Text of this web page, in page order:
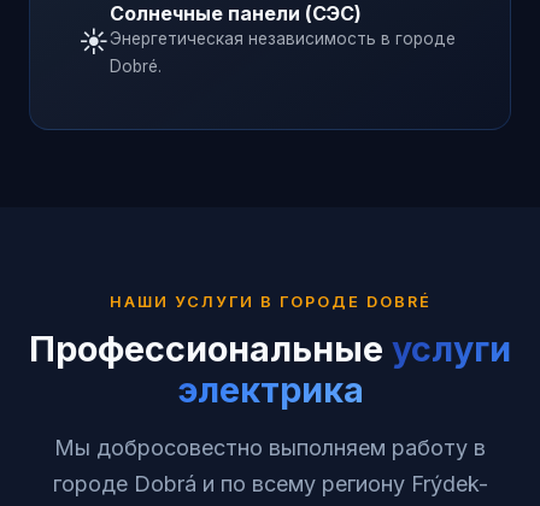
☀️
Солнечные панели (СЭС)
Энергетическая независимость в городе
Dobré.
НАШИ УСЛУГИ В ГОРОДЕ DOBRÉ
Профессиональные услуги
электрика
Мы добросовестно выполняем работу в
городе Dobrá и по всему региону Frýdek-